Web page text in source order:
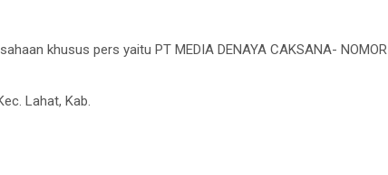
khusus pers yaitu PT MEDIA DENAYA CAKSANA- NOMOR
Lahat, Kab.